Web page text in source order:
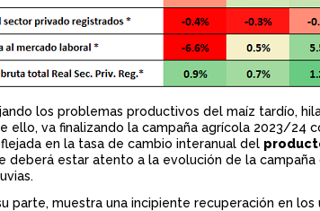
los problemas productivos del maíz tardío,
ello, va finalizando la campaña agrícola 2023/
en la tasa de cambio interanual del
deberá estar atento a la evolución de la
parte, muestra una incipiente recuperación en